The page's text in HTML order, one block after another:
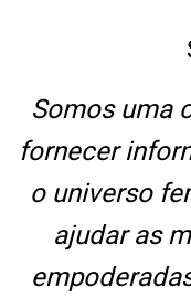
Somos uma
fornecer
o universo
ajudar as